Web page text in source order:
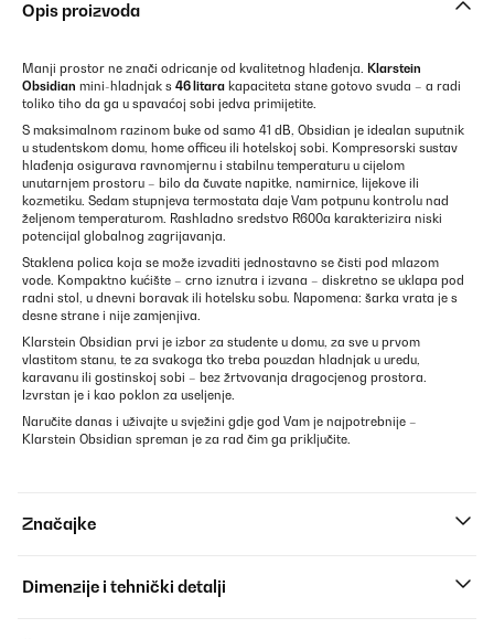
Opis proizvoda
Manji prostor ne znači odricanje od kvalitetnog hlađenja. Klarstein
Obsidian mini-hladnjak s 46 litara kapaciteta stane gotovo svuda – a radi
toliko tiho da ga u spavaćoj sobi jedva primijetite.
S maksimalnom razinom buke od samo 41 dB, Obsidian je idealan suputnik
u studentskom domu, home officeu ili hotelskoj sobi. Kompresorski sustav
hlađenja osigurava ravnomjernu i stabilnu temperaturu u cijelom
unutarnjem prostoru – bilo da čuvate napitke, namirnice, lijekove ili
kozmetiku. Sedam stupnjeva termostata daje Vam potpunu kontrolu nad
željenom temperaturom. Rashladno sredstvo R600a karakterizira niski
potencijal globalnog zagrijavanja.
Staklena polica koja se može izvaditi jednostavno se čisti pod mlazom
vode. Kompaktno kućište – crno iznutra i izvana – diskretno se uklapa pod
radni stol, u dnevni boravak ili hotelsku sobu. Napomena: šarka vrata je s
desne strane i nije zamjenjiva.
Klarstein Obsidian prvi je izbor za studente u domu, za sve u prvom
vlastitom stanu, te za svakoga tko treba pouzdan hladnjak u uredu,
karavanu ili gostinskoj sobi – bez žrtvovanja dragocjenog prostora.
Izvrstan je i kao poklon za useljenje.
Naručite danas i uživajte u svježini gdje god Vam je najpotrebnije –
Klarstein Obsidian spreman je za rad čim ga priključite.
Značajke
Dimenzije i tehnički detalji